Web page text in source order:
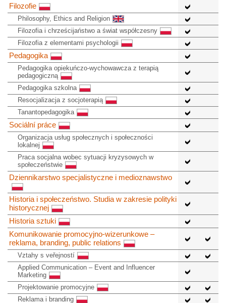
Filozofie
Philosophy, Ethics and Religion
Filozofia i chrześcijaństwo a świat współczesny
Filozofia z elementami psychologii
Pedagogika
Pedagogika opiekuńczo-wychowawcza z terapią
pedagogiczną
Pedagogika szkolna
Resocjalizacja z socjoterapią
Tanantopedagogika
Sociální práce
Organizacja usług społecznych i społeczności
lokalnej
Praca socjalna wobec sytuacji kryzysowych w
społeczeństwie
Dziennikarstwo specjalistyczne i medioznawstwo
Historia i społeczeństwo. Studia w zakresie polityki
historycznej
Historia sztuki
Komunikowanie promocyjno-wizerunkowe –
reklama, branding, public relations
Vztahy s veřejností
Applied Communication – Event and Influencer
Marketing
Projektowanie promocyjne
Reklama i branding